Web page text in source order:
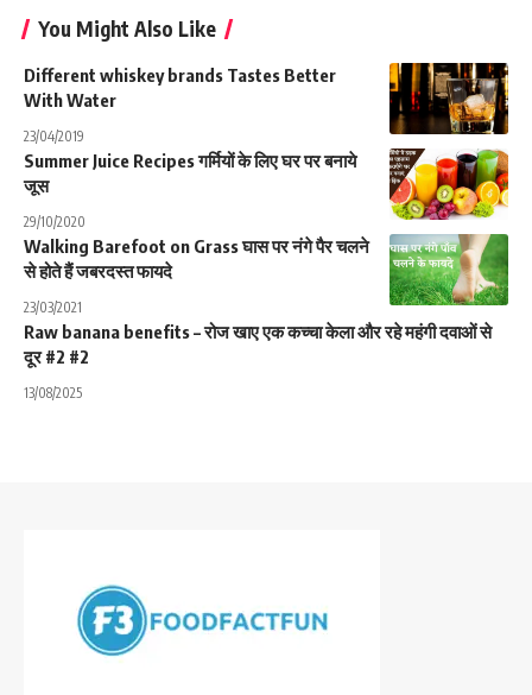
You Might Also Like
Different whiskey brands Tastes Better
With Water
23/04/2019
Summer Juice Recipes गर्मियों के लिए घर पर बनाये
जूस
29/10/2020
Walking Barefoot on Grass घास पर नंगे पैर चलने
से होते हैं जबरदस्त फायदे
23/03/2021
Raw banana benefits – रोज खाए एक कच्चा केला और रहे महंगी दवाओं से
दूर #2 #2
13/08/2025